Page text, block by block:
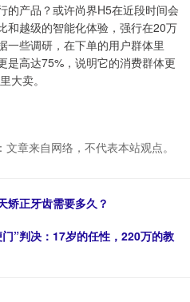
产品？或许尚界H5在近段时间会
和越级的智能化体验，强行在20万
一些调研，在下单的用户群体里
是高达75%，说明它的消费群体更
大卖。
章来自网络，不代表本站观点。
矫正牙齿需要多久？
”判决：17岁的任性，220万的教